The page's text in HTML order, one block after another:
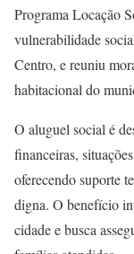
Programa Locação
vulnerabilidade
Centro, e reuniu
habitacional do
O aluguel social é
financeiras,
oferecendo suporte
digna. O benefício
cidade e busca